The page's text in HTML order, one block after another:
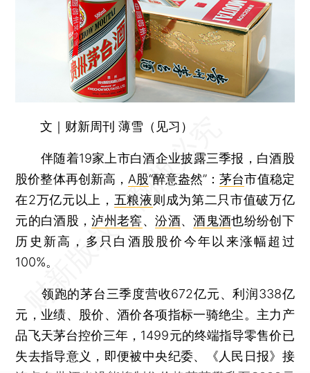
文｜财新周刊 薄雪（见习）
伴随着19家上市白酒企业披露三季报，白酒股
股价整体再创新高， A股“醉意盎然”：茅台市值稳定
在2万亿元以上， 五粮液则成为第二只市值破万亿
元的白酒股，泸州老窖、汾酒、酒鬼酒也纷纷创下
历史新高，多只白酒股股价今年以来涨幅超过
100%。
领跑的茅台三季度营收672亿元、利润338亿
元，业绩、股价、酒价各项指标一骑绝尘。主力产
品飞天茅台控价三年，1499元的终端指导零售价已
失去指导意义，即便被中央纪委、《人民日报》接